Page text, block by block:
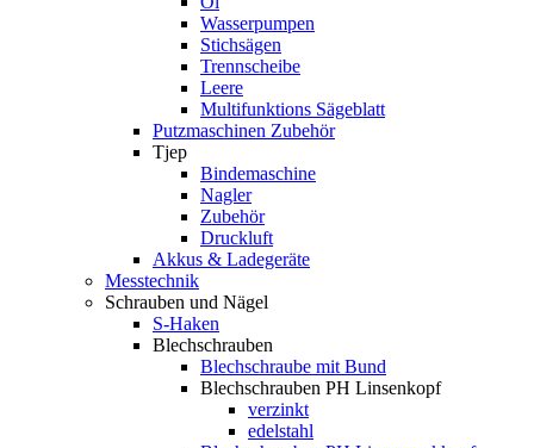
Wasserpumpen
Stichsägen
Trennscheibe
Leere
Multifunktions Sägeblatt
Putzmaschinen Zubehör
Tjep
Bindemaschine
Nagler
Zubehör
Druckluft
Akkus & Ladegeräte
Messtechnik
Schrauben und Nägel
S-Haken
Blechschrauben
Blechschraube mit Bund
Blechschrauben PH Linsenkopf
verzinkt
edelstahl